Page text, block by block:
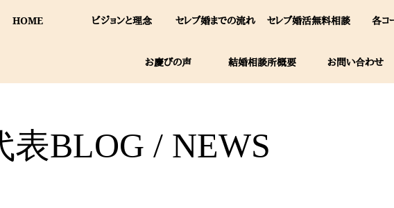
HOME ビジョンと理念 セレブ婚までの流れ セレブ婚活無料相談 各コ
お慶びの声 結婚相談所概要 お問い合わせ
表BLOG / NEWS